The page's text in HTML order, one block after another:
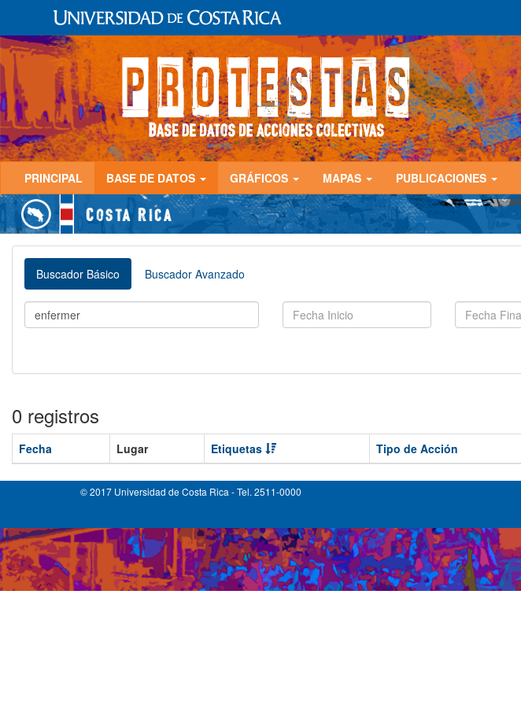
PRINCIPAL BASE DE DATOS GRÁFICOS MAPAS PUBLICACIONES
Buscador Básico Buscador Avanzado
0 registros
Fecha Lugar Etiquetas Tipo de Acción
© 2017 Universidad de Costa Rica - Tel. 2511-0000